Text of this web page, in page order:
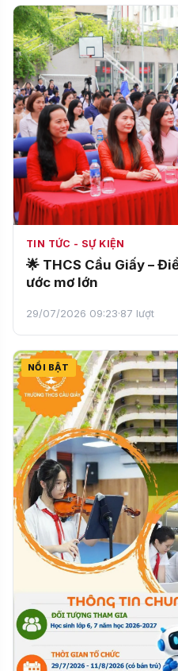
TIN TỨC - SỰ KIỆN
🌟 THCS Cầu Giấy –
ước mơ lớn
29/07/2026 09:23·87 lượt
NỔI BẬT